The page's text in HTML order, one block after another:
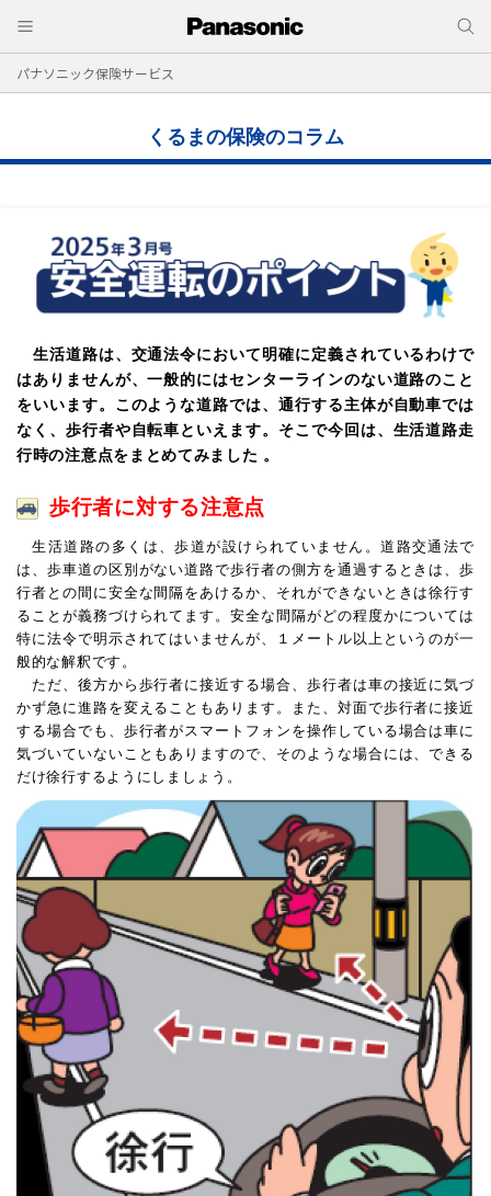
パナソニック保険サービス
くるまの保険のコラム
生活道路は、交通法令において明確に定義されているわけで
はありませんが、一般的にはセンターラインのない道路のこと
をいいます。このような道路では、通行する主体が自動車では
なく、歩行者や自転車といえます。そこで今回は、生活道路走
行時の注意点をまとめてみました 。
歩行者に対する注意点
生活道路の多くは、歩道が設けられていません。道路交通法で
は、歩車道の区別がない道路で歩行者の側方を通過するときは、歩
行者との間に安全な間隔をあけるか、それができないときは徐行す
ることが義務づけられてます。安全な間隔がどの程度かについては
特に法令で明示されてはいませんが、１メートル以上というのが一
般的な解釈です。
ただ、後方から歩行者に接近する場合、歩行者は車の接近に気づ
かず急に進路を変えることもあります。また、対面で歩行者に接近
する場合でも、歩行者がスマートフォンを操作している場合は車に
気づいていないこともありますので、そのような場合には、できる
だけ徐行するようにしましょう。